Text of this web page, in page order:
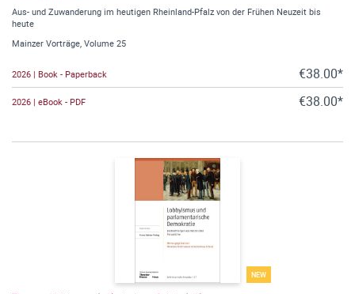
Aus- und Zuwanderung im heutigen Rheinland-Pfalz von der Frühen Neuzeit bis
heute
Mainzer Vorträge, Volume 25
2026 | Book - Paperback €38.00*
2026 | eBook - PDF €38.00*
NEW